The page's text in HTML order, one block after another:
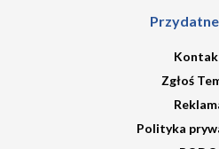
Zgłoś
Polityka